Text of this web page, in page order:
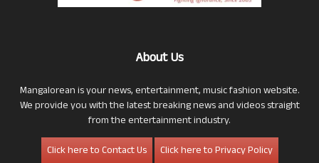
About Us
Mangalorean is your news, entertainment, music fashion website.
We provide you with the latest breaking news and videos straight
from the entertainment industry.
Click here to Contact Us
Click here to Privacy Policy